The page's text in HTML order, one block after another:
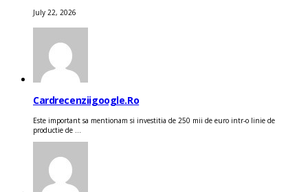
July 22, 2026
Cardrecenziigoogle.ro
Este important sa mentionam si investitia de 250 mii de euro intr-o linie de
productie de ...